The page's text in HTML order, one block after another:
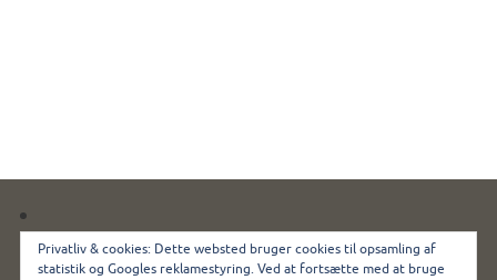
Kennel Miki Nanoq ◊ Ømarksvej 44 ◊ 4100 Ringsted
Tlf. 40951069 ◊ kennel@mikinanoq.dk
Privatliv & cookies: Dette websted bruger cookies til opsamling af
statistik og Googles reklamestyring. Ved at fortsætte med at bruge